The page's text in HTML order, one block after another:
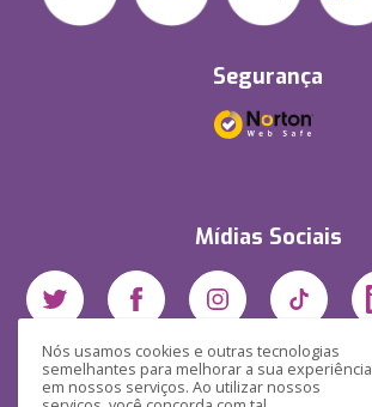
Nós usamos cookies e outras tecnologias
semelhantes para melhorar a sua experiência
em nossos serviços. Ao utilizar nossos
Segurança
Mídias Sociais